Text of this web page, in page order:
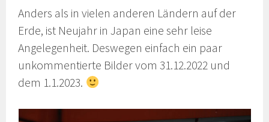
Anders als in vielen anderen Ländern auf der
Erde, ist Neujahr in Japan eine sehr leise
Angelegenheit. Deswegen einfach ein paar
unkommentierte Bilder vom 31.12.2022 und
dem 1.1.2023.